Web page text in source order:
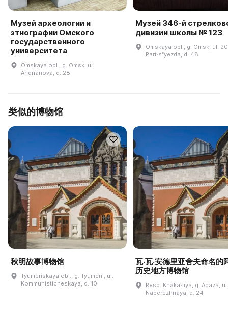
Музей археологии и
этнографии Омского
государственного
университета
Omskaya obl., g. Omsk, ul.
Andrianova, d. 28
Музей 346-й
дивизии школы № 123
Omskaya obl., g. Omsk, ul. 20
Part·sʺyezda, d. 48
类似的博物馆
秋明故事博物馆
Tyumenskaya obl., g. Tyumenʹ, ul.
Kommunisticheskaya, d. 10
瓦·瓦·安德里亚舍夫命名的
历史地方博物馆
Resp. Khakasiya, g. Abaza, ul.
Naberezhnaya, d. 24